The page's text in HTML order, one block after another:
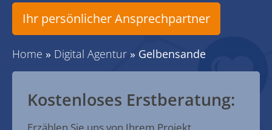
Ihr persönlicher Ansprechpartner
Home » Digital Agentur » Gelbensande
Kostenloses Erstberatung: